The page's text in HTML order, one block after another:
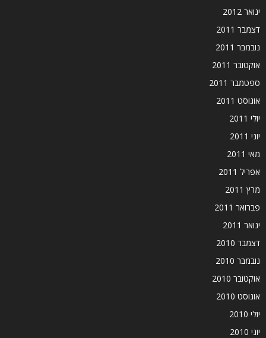
ינואר 2012
דצמבר 2011
נובמבר 2011
אוקטובר 2011
ספטמבר 2011
אוגוסט 2011
יולי 2011
יוני 2011
מאי 2011
אפריל 2011
מרץ 2011
פברואר 2011
ינואר 2011
דצמבר 2010
נובמבר 2010
אוקטובר 2010
אוגוסט 2010
יולי 2010
יוני 2010